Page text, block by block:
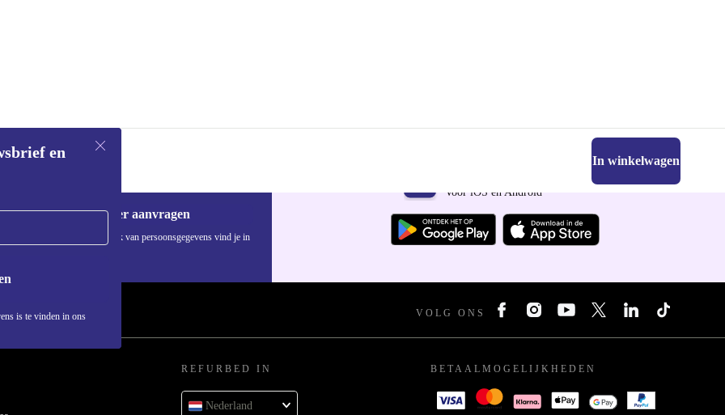
is de
als in
een andere
op deze
In winkelwagen
en
is te vinden in ons
Voucher aanvragen
Informatie over het gebruik van persoonsgegevens vind je in
Voor iOS en Android
VOLG ONS
REFURBED IN
Nederland
BETAALMOGELIJKHEDEN